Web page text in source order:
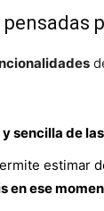
sencilla de
estimar
en ese